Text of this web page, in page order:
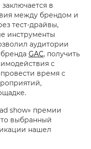
в
между брендом и
тест-драйвы,
инструменты
аудитории
GAC, получить
с
время с
show» премии
выбранный
нашел